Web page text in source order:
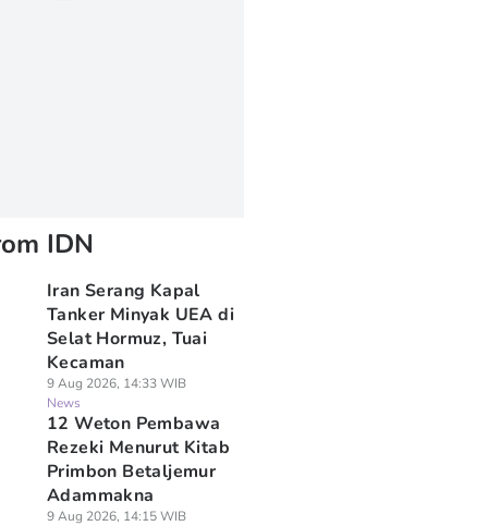
IDN
Iran Serang Kapal
Tanker Minyak UEA di
Selat Hormuz, Tuai
Kecaman
9 Aug 2026, 14:33 WIB
News
12 Weton Pembawa
Rezeki Menurut Kitab
Primbon Betaljemur
Adammakna
9 Aug 2026, 14:15 WIB